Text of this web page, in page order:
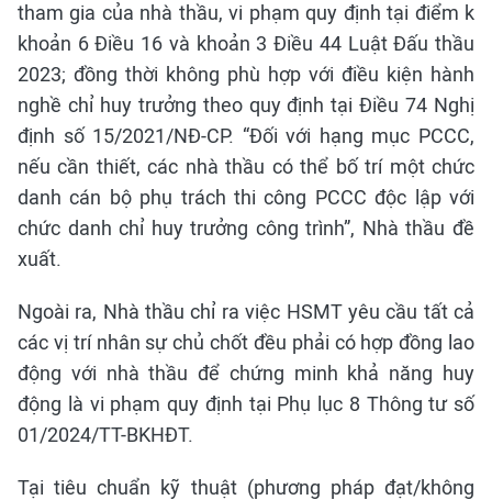
tham gia của nhà thầu, vi phạm quy định tại điểm k
khoản 6 Điều 16 và khoản 3 Điều 44 Luật Đấu thầu
2023; đồng thời không phù hợp với điều kiện hành
nghề chỉ huy trưởng theo quy định tại Điều 74 Nghị
định số 15/2021/NĐ-CP. “Đối với hạng mục PCCC,
nếu cần thiết, các nhà thầu có thể bố trí một chức
danh cán bộ phụ trách thi công PCCC độc lập với
chức danh chỉ huy trưởng công trình”, Nhà thầu đề
xuất.
Ngoài ra, Nhà thầu chỉ ra việc HSMT yêu cầu tất cả
các vị trí nhân sự chủ chốt đều phải có hợp đồng lao
động với nhà thầu để chứng minh khả năng huy
động là vi phạm quy định tại Phụ lục 8 Thông tư số
01/2024/TT-BKHĐT.
Tại tiêu chuẩn kỹ thuật (phương pháp đạt/không